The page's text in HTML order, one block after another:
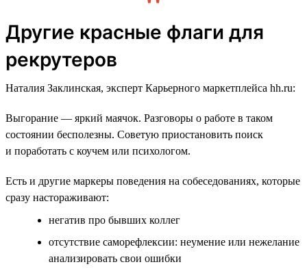
Другие красные флаги для
рекрутеров
Наталия Заклинская, эксперт Карьерного маркетплейса hh.ru:
Выгорание — яркий маячок. Разговоры о работе в таком
состоянии бесполезны. Советую приостановить поиск
и поработать с коучем или психологом.
Есть и другие маркеры поведения на собеседованиях, которые
сразу настораживают:
негатив про бывших коллег
отсутствие саморефлексии: неумение или нежелание
анализировать свои ошибки